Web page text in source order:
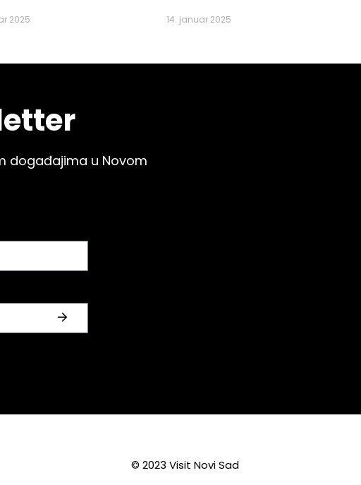
2025 14. januar 2025
događajima u Novom
© 2023 Visit Novi Sad